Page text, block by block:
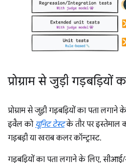
प्रोग्राम से जुड़ी गड़बड़ियों
प्रोग्राम से जुड़ी गड़बड़ियों का पता लगाने
इवैल को यूनिट टेस्टके तौर पर इस्तेमाल
गड़बड़ी या खराब कलर कॉन्ट्रास्ट.
गड़बड़ियों का पता लगाने के लिए, सीआई/